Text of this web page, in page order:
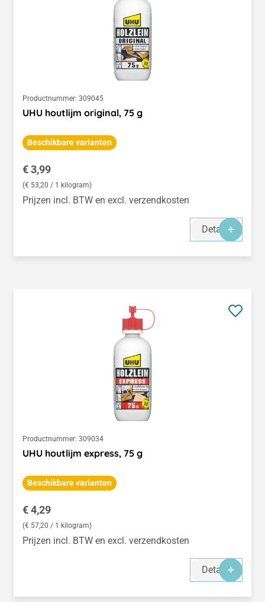
Productnummer: 309045
UHU houtlijm original, 75 g
Beschikbare varianten
Normale prijs:
€ 3,99
(€ 53,20 / 1 kilogram)
Prijzen incl. BTW en excl. verzendkosten
Details
Productnummer: 309034
UHU houtlijm express, 75 g
Beschikbare varianten
Normale prijs:
€ 4,29
(€ 57,20 / 1 kilogram)
Prijzen incl. BTW en excl. verzendkosten
Details